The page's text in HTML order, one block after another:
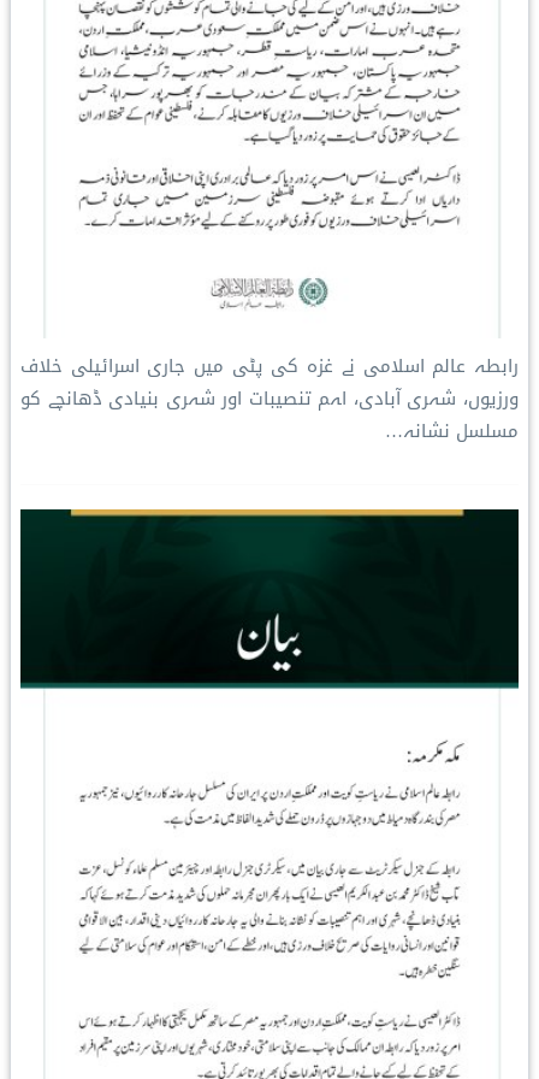
رابطہ عالم اسلامی نے غزہ کی پٹی میں جاری اسرائیلی خلاف
ورزیوں، شہری آبادی، اہم تنصیبات اور شہری بنیادی ڈھانچے کو
مسلسل نشانہ…